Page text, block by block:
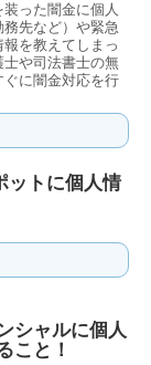
った闇金に個人
先など）や緊急
を教えてしまっ
や司法書士の無
に闇金対応を行
ットに個人情
シャルに個人
こと！